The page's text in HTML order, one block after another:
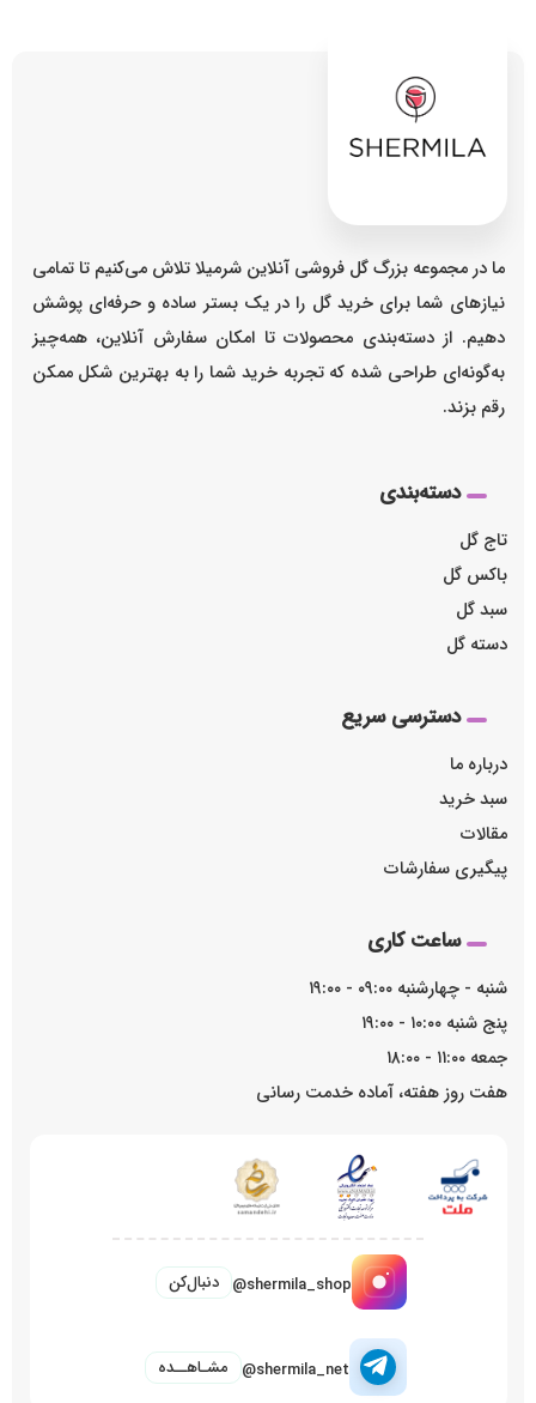
ما در مجموعه بزرگ گل فروشی آنلاین شرمیلا تلاش می‌کنیم تا تمامی
نیازهای شما برای خرید گل را در یک بستر ساده و حرفه‌ای پوشش
دهیم. از دسته‌بندی محصولات تا امکان سفارش آنلاین، همه‌چیز
به‌گونه‌ای طراحی شده که تجربه خرید شما را به بهترین شکل ممکن
رقم بزند.
دسته‌بندی
تاج گل
باکس گل
سبد گل
دسته گل
دسترسی سریع
درباره ما
سبد خرید
مقالات
پیگیری سفارشات
ساعت کاری
شنبه - چهارشنبه ۰۹:۰۰ - ۱۹:۰۰
پنج شنبه ۱۰:۰۰ - ۱۹:۰۰
جمعه ۱۱:۰۰ - ۱۸:۰۰
هفت روز هفته، آماده خدمت رسانی
@shermila_shop دنبال‌کن
@shermila_net مشـاهــده